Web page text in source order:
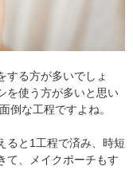
する方が多いでしょ
を使う方が多いと思い
倒な工程ですよね。
ると1工程で済み、時短
て、メイクポーチもす